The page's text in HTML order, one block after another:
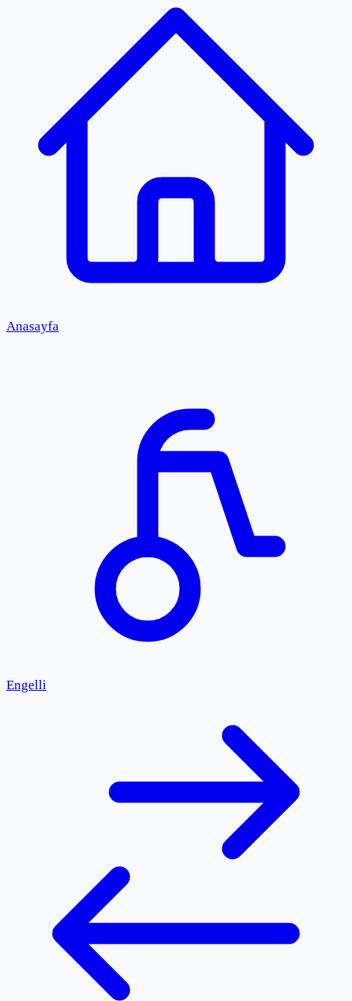
Anasayfa
Engelli